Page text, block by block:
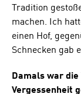
Tradition
machen. Ich
einen Hof,
Schnecken gab
Damals war
Vergessenheit